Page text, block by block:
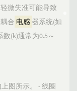
微失准可能导致
合 电感器系统(如
(k)通常为0.5～
图所示。 - 线圈